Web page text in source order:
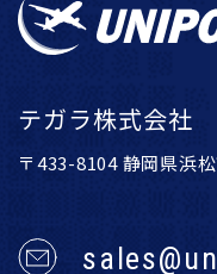
テガラ株式会社
〒433-8104 静岡県浜